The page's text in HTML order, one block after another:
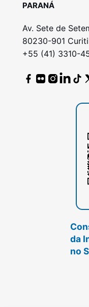
PARANÁ
Av. Sete de
80230-901
+55 (41) 3310-
da
no